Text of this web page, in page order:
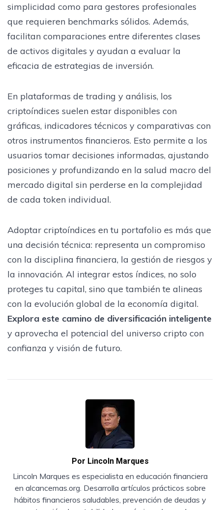
simplicidad como para gestores profesionales
que requieren benchmarks sólidos. Además,
facilitan comparaciones entre diferentes clases
de activos digitales y ayudan a evaluar la
eficacia de estrategias de inversión.
En plataformas de trading y análisis, los
criptoíndices suelen estar disponibles con
gráficas, indicadores técnicos y comparativas con
otros instrumentos financieros. Esto permite a los
usuarios tomar decisiones informadas, ajustando
posiciones y profundizando en la salud macro del
mercado digital sin perderse en la complejidad
de cada token individual.
Adoptar criptoíndices en tu portafolio es más que
una decisión técnica: representa un compromiso
con la disciplina financiera, la gestión de riesgos y
la innovación. Al integrar estos índices, no solo
proteges tu capital, sino que también te alineas
con la evolución global de la economía digital.
Explora este camino de diversificación inteligente
y aprovecha el potencial del universo cripto con
confianza y visión de futuro.
Por Lincoln Marques
Lincoln Marques es especialista en educación financiera
en alcancemas.org. Desarrolla artículos prácticos sobre
hábitos financieros saludables, prevención de deudas y